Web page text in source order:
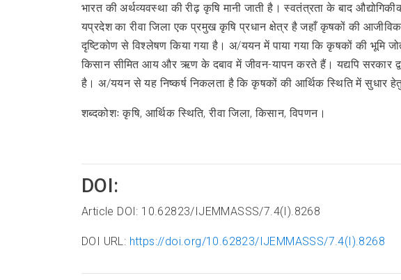
भारत की अर्थव्यवस्था की रीढ़ कृषि मानी जाती है। स्वतंत्रता के बाद
यप्रदेश का रीवा जिला एक प्रमुख कृषि प्रधान क्षेत्र है जहाँ कृषकों की
दृष्टिकोण से विश्लेषण किया गया है। अ/ययन में पाया गया कि कृषकों की भूमि
किसान सीमित आय और ऋण के दबाव में जीवन-यापन करते हैं। यद्यपि सरकार
है। अ/ययन से यह निष्कर्ष निकलता है कि कृषकों की आर्थिक स्थिति में सुधार
शब्दकोशः कृषि, आर्थिक स्थिति, रीवा जिला, किसान, विपणन।
DOI:
Article DOI: 10.62823/IJEMMASSS/7.4(I).8268
DOI URL: https://doi.org/10.62823/IJEMMASSS/7.4(I).8268